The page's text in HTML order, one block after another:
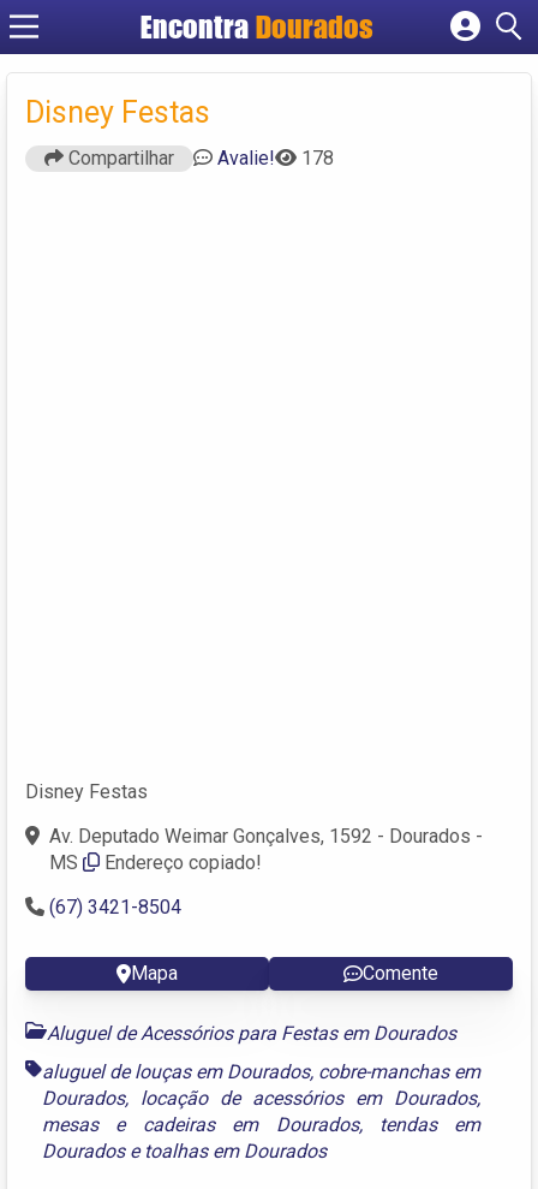
EncontraDourados
Cadastrar empresa
Disney Festas
Compartilhar Avalie! 178
Disney Festas
Av. Deputado Weimar Gonçalves, 1592 - Dourados -
MS
Endereço copiado!
(67) 3421-8504
Mapa Comente
Aluguel de Acessórios para Festas em Dourados
aluguel de louças em Dourados, cobre-manchas em
Dourados, locação de acessórios em Dourados,
mesas e cadeiras em Dourados,
tendas em
Douradose toalhas em Dourados